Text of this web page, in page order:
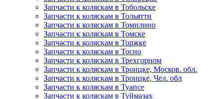
Запчасти к коляскам в Тобольске
Запчасти к коляскам в Тольятти
Запчасти к коляскам в Томилино
Запчасти к коляскам в Томске
Запчасти к коляскам в Торжке
Запчасти к коляскам в Тосно
Запчасти к коляскам в Трехгорном
Запчасти к коляскам в Троицке, Москов. обл.
Запчасти к коляскам в Троицке, Чел. обл
Запчасти к коляскам в Туапсе
Запчасти к коляскам в Туймазах